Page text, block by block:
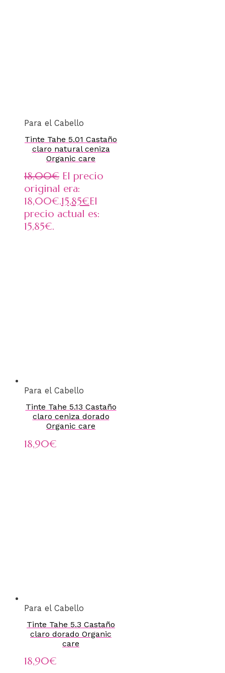
Para el Cabello
Tinte Tahe 5.01 Castaño
claro natural ceniza
Organic care
18,00€ El precio
original era:
18,00€.15,85€El
precio actual es:
15,85€.
Para el Cabello
Tinte Tahe 5.13 Castaño
claro ceniza dorado
Organic care
18,90€
Para el Cabello
Tinte Tahe 5.3 Castaño
claro dorado Organic
care
18,90€